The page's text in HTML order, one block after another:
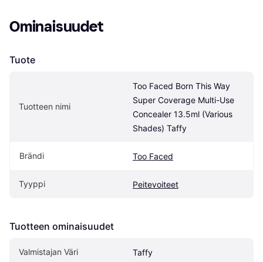
Ominaisuudet
Tuote
Tuotteen nimi
Too Faced Born This Way
Super Coverage Multi-Use
Concealer 13.5ml (Various
Shades) Taffy
Brändi Too Faced
Tyyppi Peitevoiteet
Tuotteen ominaisuudet
Valmistajan Väri Taffy